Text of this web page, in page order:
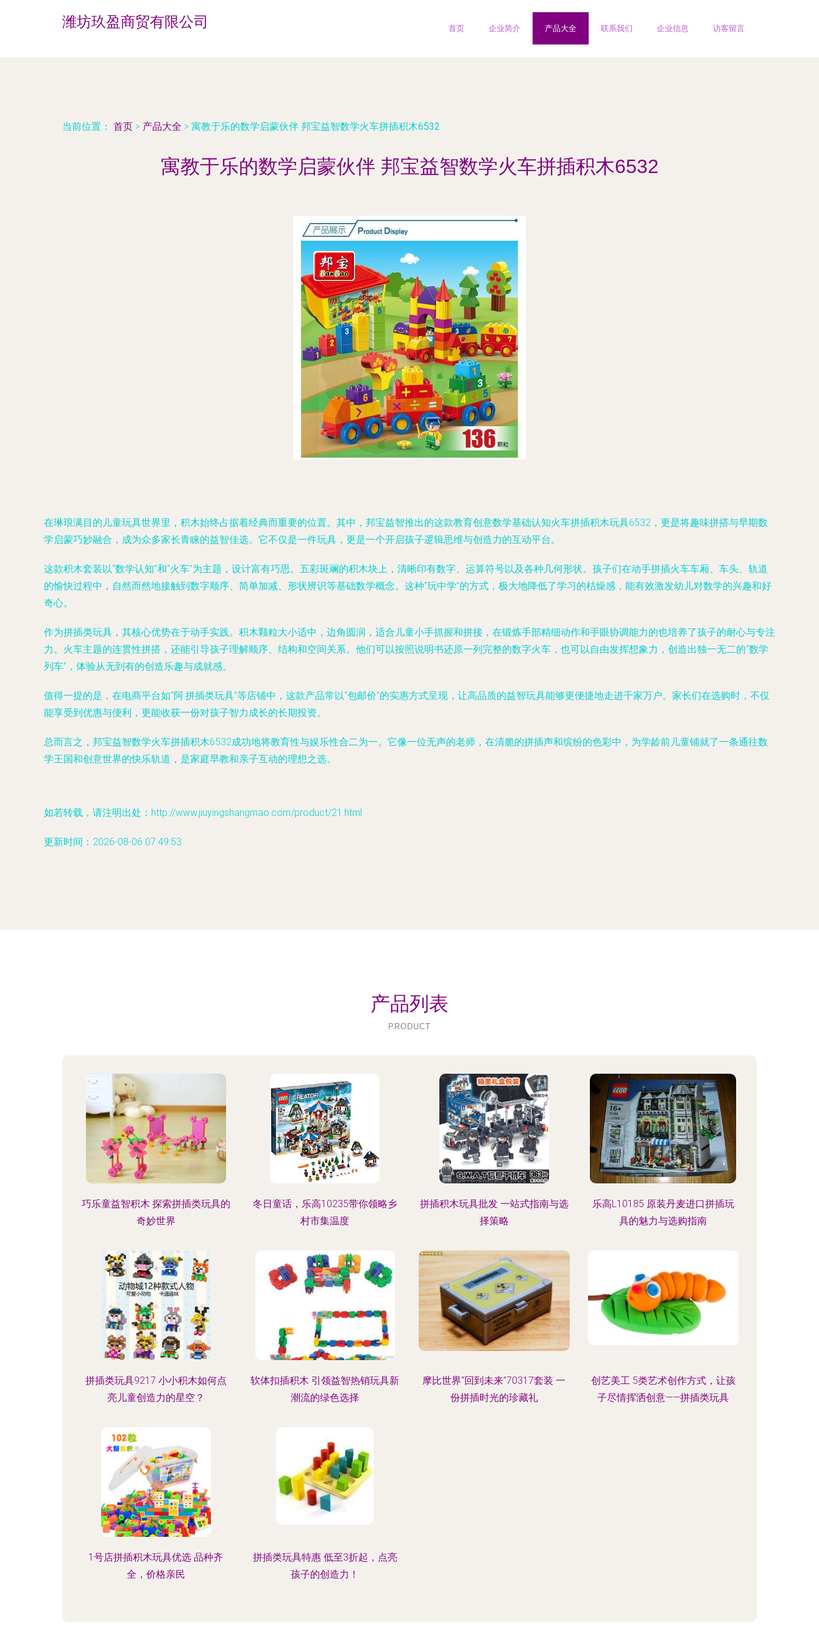
潍坊玖盈商贸有限公司 首页 企业简介 产品大全 联系我们 企业信息 访客留言
当前位置： 首页 > 产品大全 > 寓教于乐的数学启蒙伙伴 邦宝益智数学火车拼插积木6532
寓教于乐的数学启蒙伙伴 邦宝益智数学火车拼插积木6532
在琳琅满目的儿童玩具世界里，积木始终占据着经典而重要的位置。其中，邦宝益智推出的这款教育创意数学基础认知火车拼插积木玩具6532，更是将趣味拼搭与早期数
学启蒙巧妙融合，成为众多家长青睐的益智佳选。它不仅是一件玩具，更是一个开启孩子逻辑思维与创造力的互动平台。
这款积木套装以“数学认知”和“火车”为主题，设计富有巧思。五彩斑斓的积木块上，清晰印有数字、运算符号以及各种几何形状。孩子们在动手拼插火车车厢、车头、轨道
的愉快过程中，自然而然地接触到数字顺序、简单加减、形状辨识等基础数学概念。这种“玩中学”的方式，极大地降低了学习的枯燥感，能有效激发幼儿对数学的兴趣和好
奇心。
作为拼插类玩具，其核心优势在于动手实践。积木颗粒大小适中，边角圆润，适合儿童小手抓握和拼接，在锻炼手部精细动作和手眼协调能力的也培养了孩子的耐心与专注
力。火车主题的连贯性拼搭，还能引导孩子理解顺序、结构和空间关系。他们可以按照说明书还原一列完整的数字火车，也可以自由发挥想象力，创造出独一无二的“数学
列车”，体验从无到有的创造乐趣与成就感。
值得一提的是，在电商平台如“阿.拼插类玩具”等店铺中，这款产品常以“包邮价”的实惠方式呈现，让高品质的益智玩具能够更便捷地走进千家万户。家长们在选购时，不仅
能享受到优惠与便利，更能收获一份对孩子智力成长的长期投资。
总而言之，邦宝益智数学火车拼插积木6532成功地将教育性与娱乐性合二为一。它像一位无声的老师，在清脆的拼插声和缤纷的色彩中，为学龄前儿童铺就了一条通往数
学王国和创意世界的快乐轨道，是家庭早教和亲子互动的理想之选。
如若转载，请注明出处：http://www.jiuyingshangmao.com/product/21.html
更新时间：2026-08-06 07:49:53
产品列表
PRODUCT
巧乐童益智积木 探索拼插类玩具的
奇妙世界
冬日童话，乐高10235带你领略乡
村市集温度
拼插积木玩具批发 一站式指南与选
择策略
乐高L10185 原装丹麦进口拼插玩
具的魅力与选购指南
拼插类玩具9217 小小积木如何点
亮儿童创造力的星空？
软体扣插积木 引领益智热销玩具新
潮流的绿色选择
摩比世界“回到未来”70317套装 一
份拼插时光的珍藏礼
创艺美工 5类艺术创作方式，让孩
子尽情挥洒创意——拼插类玩具
1号店拼插积木玩具优选 品种齐
全，价格亲民
拼插类玩具特惠 低至3折起，点亮
孩子的创造力！